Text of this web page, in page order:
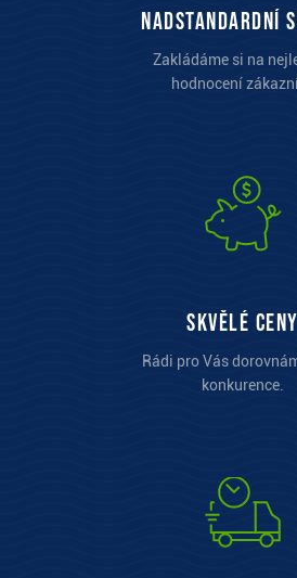
Nadstandardní
Zakládáme si na
hodnocení
Skvělé ceny
Rádi pro Vás
konkurence.